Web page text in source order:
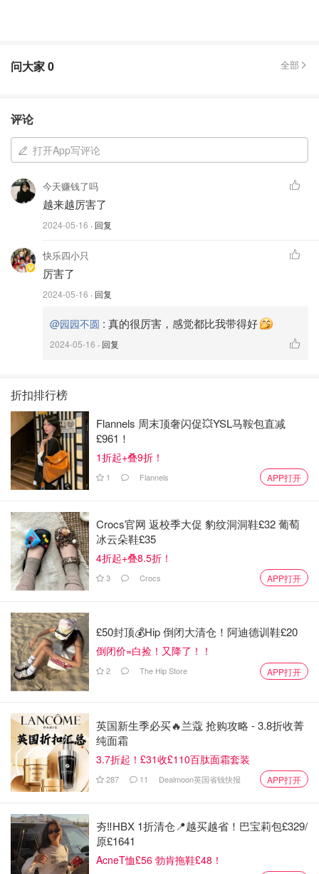
问大家0 全部
评论
打开App写评论
今天赚钱了吗
越来越厉害了
2024-05-16 · 回复
快乐四小只
厉害了
2024-05-16 · 回复
@园园不圆 : 真的很厉害，感觉都比我带得好
2024-05-16 · 回复
折扣排行榜
Flannels 周末顶奢闪促💥YSL马鞍包直减
£961！
1折起+叠9折！
1 Flannels APP打开
Crocs官网 返校季大促 豹纹洞洞鞋£32 葡萄
冰云朵鞋£35
4折起+叠8.5折！
3 Crocs APP打开
£50封顶💰Hip 倒闭大清仓！阿迪德训鞋£20
倒闭价=白捡！又降了！！
2 The Hip Store APP打开
英国新生季必买🔥兰蔻 抢购攻略 - 3.8折收菁
纯面霜
3.7折起！£31收£110百肽面霜套装
287 11 Dealmoon英国省钱快报 APP打开
夯‼️HBX 1折清仓📍越买越省！巴宝莉包£329/
原£1641
AcneT恤£56 勃肯拖鞋£48！